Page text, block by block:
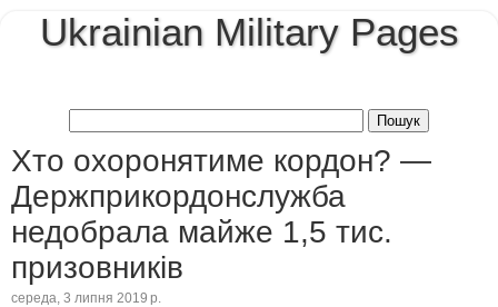
Ukrainian Military Pages
Хто охоронятиме кордон? —
Держприкордонслужба
недобрала майже 1,5 тис.
призовників
середа, 3 липня 2019 р.